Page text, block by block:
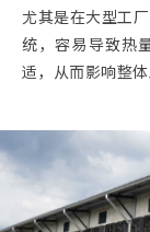
尤其是在大型工
统，容易导致热
适，从而影响整体